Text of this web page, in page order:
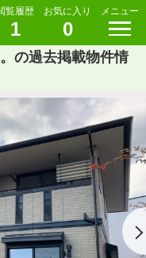
覧履歴
1
お気に入り
0
メニュー
の過去掲載物件情